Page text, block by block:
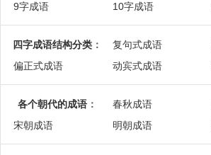
9字成语
10字成语
四字成语结构分类 ： 复句式成语
偏正式成语
动宾式成语
各个朝代的成语 ： 春秋成语
宋朝成语
明朝成语